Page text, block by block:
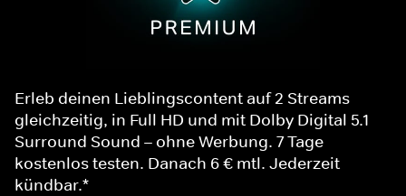
Erleb deinen Lieblingscontent auf 2 Streams
gleichzeitig, in Full HD und mit Dolby Digital 5.1
Surround Sound – ohne Werbung. 7 Tage
kostenlos testen. Danach 6 € mtl. Jederzeit
kündbar.*